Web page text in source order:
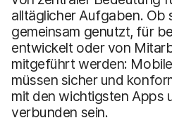
alltäglicher Aufgaben. Ob
gemeinsam genutzt, für
entwickelt oder von
mitgeführt werden:
müssen sicher und
mit den wichtigsten Apps
verbunden sein.